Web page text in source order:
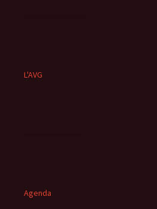
L'AVG
Agenda